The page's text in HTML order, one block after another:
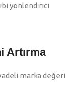
yönlendirici
Artırma
marka değeri